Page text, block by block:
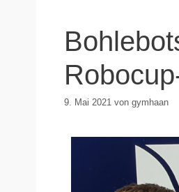
9. Mai 2021 von gymhaan